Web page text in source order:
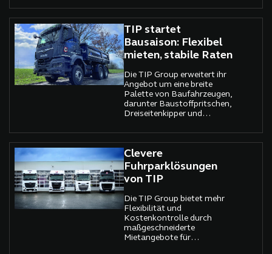
entwickelt, der sich durch
Qualität, Zuverlässigkeit
und Kundennähe
auszeichnet.
Insgesamt 150 neue TGX-
Sattelzugmaschinen
werden im ersten Halbjahr
2025 in den Fuhrpark von
TIP integriert
TIP startet
Bausaison: Flexibel
mieten, stabile Raten
Die TIP Group erweitert ihr
Angebot um eine breite
Palette von Baufahrzeugen,
darunter Baustoffpritschen,
Dreiseitenkipper und
Clevere
Fuhrparklösungen
von TIP
Die TIP Group bietet mehr
Flexibilität und
Kostenkontrolle durch
maßgeschneiderte
Mietangebote für